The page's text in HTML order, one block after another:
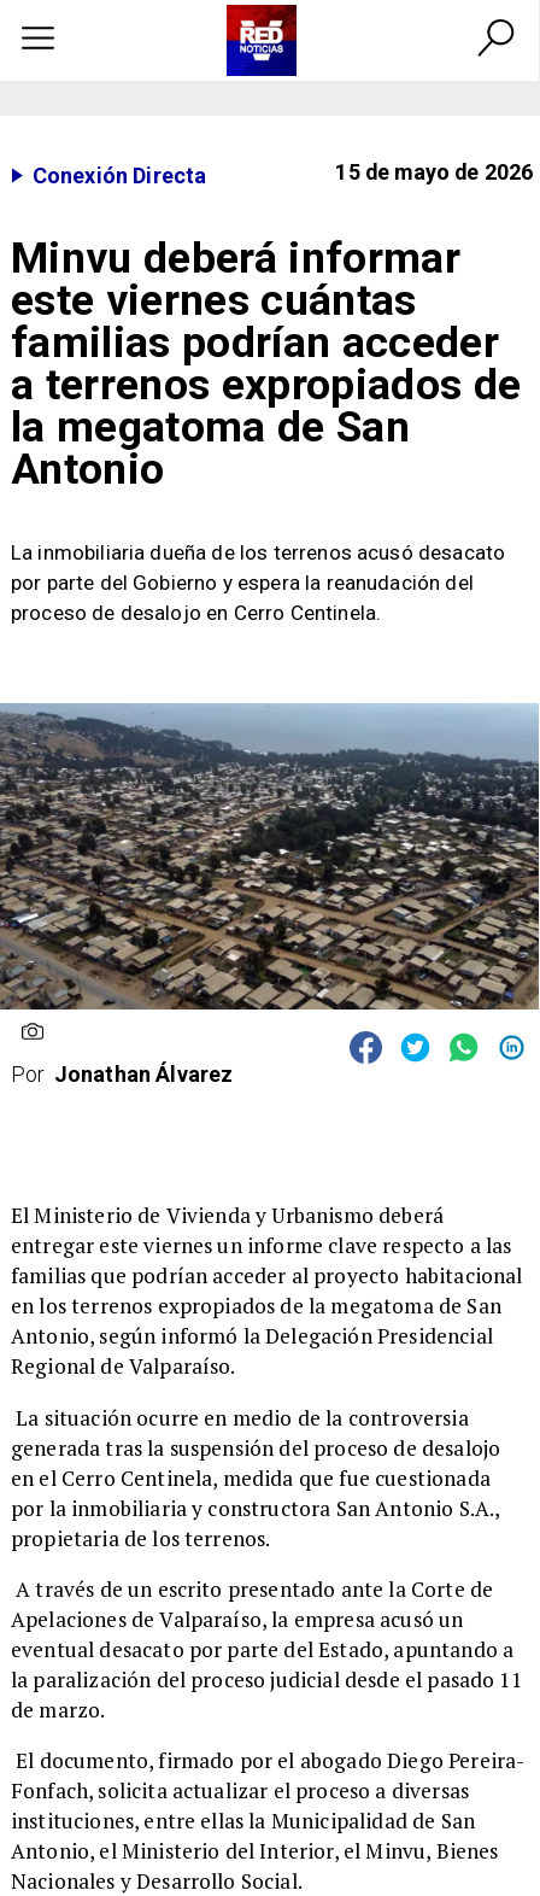
Conexión Directa 15 de mayo de 2026
Minvu deberá informar
este viernes cuántas
familias podrían acceder
a terrenos expropiados de
la megatoma de San
Antonio
​La inmobiliaria dueña de los terrenos acusó desacato
por parte del Gobierno y espera la reanudación del
proceso de desalojo en Cerro Centinela.
Por Jonathan Álvarez
​El Ministerio de Vivienda y Urbanismo deberá
entregar este viernes un informe clave respecto a las
familias que podrían acceder al proyecto habitacional
en los terrenos expropiados de la megatoma de San
Antonio, según informó la Delegación Presidencial
Regional de Valparaíso.
La situación ocurre en medio de la controversia
generada tras la suspensión del proceso de desalojo
en el Cerro Centinela, medida que fue cuestionada
por la inmobiliaria y constructora San Antonio S.A.,
propietaria de los terrenos.
A través de un escrito presentado ante la Corte de
Apelaciones de Valparaíso, la empresa acusó un
eventual desacato por parte del Estado, apuntando a
la paralización del proceso judicial desde el pasado 11
de marzo.
El documento, firmado por el abogado Diego Pereira-
Fonfach, solicita actualizar el proceso a diversas
instituciones, entre ellas la Municipalidad de San
Antonio, el Ministerio del Interior, el Minvu, Bienes
Nacionales y Desarrollo Social.